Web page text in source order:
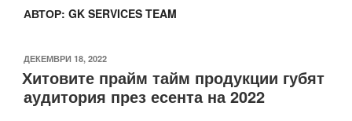
АВТОР: GK SERVICES TEAM
ПУБЛИКУВАНО
НА
ДЕКЕМВРИ 18, 2022
Хитовите прайм тайм продукции губят
аудитория през есента на 2022